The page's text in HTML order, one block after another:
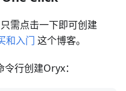
需点击一下即可创建
和入门 这个博客。
行创建Oryx：